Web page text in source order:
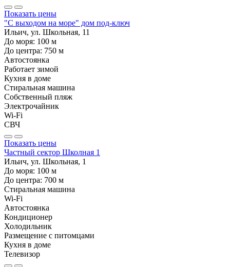
Показать цены
"С выходом на море" дом под-ключ
Ильич, ул. Школьная, 11
До моря: 100 м
До центра: 750 м
Автостоянка
Работает зимой
Кухня в доме
Стиральная машина
Собственный пляж
Электрочайник
Wi-Fi
СВЧ
Показать цены
Частный сектор Школная 1
Ильич, ул. Школьная, 1
До моря: 100 м
До центра: 700 м
Стиральная машина
Wi-Fi
Автостоянка
Кондиционер
Холодильник
Размещение с питомцами
Кухня в доме
Телевизор